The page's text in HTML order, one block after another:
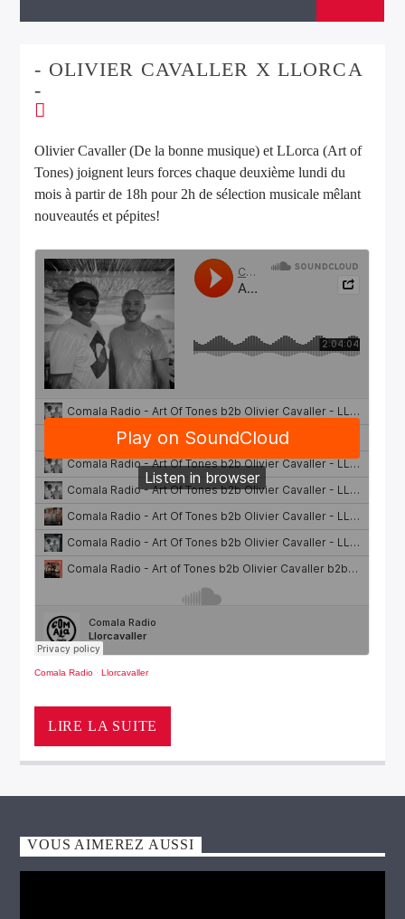
- OLIVIER CAVALLER X LLORCA
-
Olivier Cavaller (De la bonne musique) et LLorca (Art of
Tones) joignent leurs forces chaque deuxième lundi du
mois à partir de 18h pour 2h de sélection musicale mêlant
nouveautés et pépites!
Comala Radio ·Llorcavaller
LIRE LA SUITE
VOUS AIMEREZ AUSSI